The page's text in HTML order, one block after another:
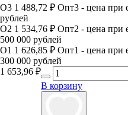
О3 1 488,72 ₽ Опт3 - цена при
рублей
О2 1 534,76 ₽ Опт2 - цена при
500 000 рублей
О1 1 626,85 ₽ Опт1 - цена при
300 000 рублей
1 653,96 ₽
В корзину